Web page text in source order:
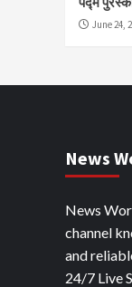
June 24,
News
News
channel
and
24/7 Live